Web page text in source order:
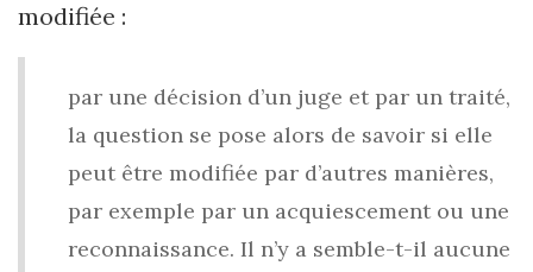
modifiée :
par une décision d’un juge et par un traité,
la question se pose alors de savoir si elle
peut être modifiée par d’autres manières,
par exemple par un acquiescement ou une
reconnaissance. Il n’y a semble-t-il aucune